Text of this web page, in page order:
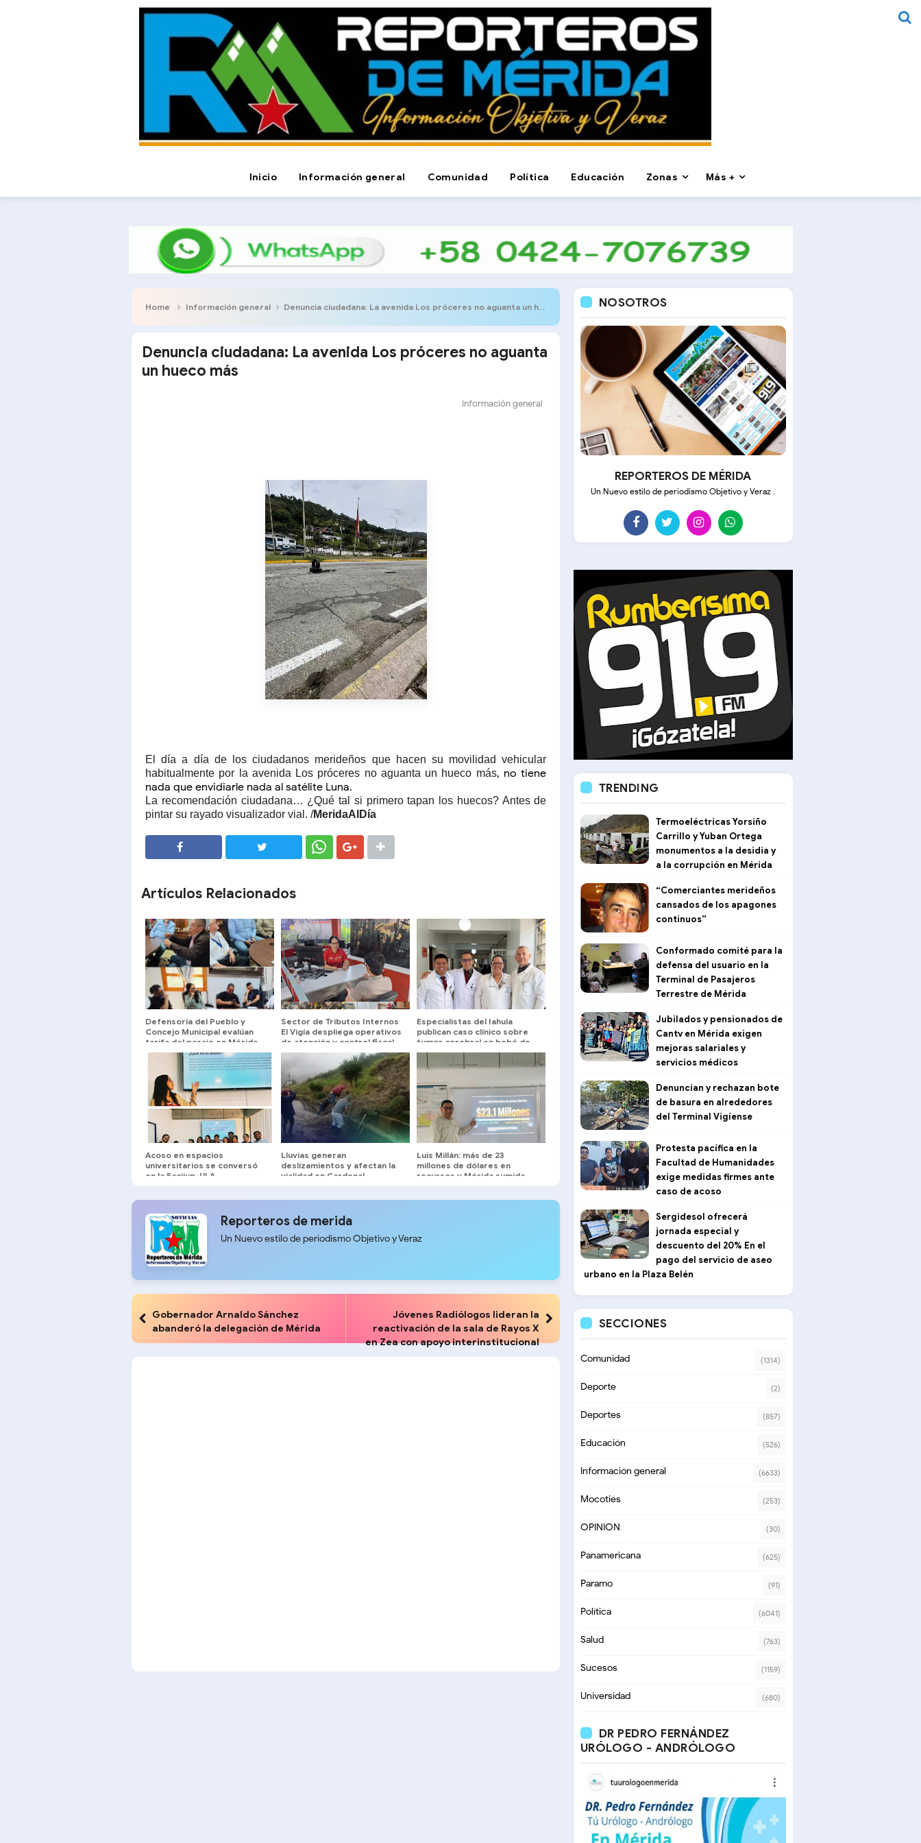
Inicio Información general Comunidad Política Educación Zonas Más +
Home Información general Denuncia ciudadana: La avenida Los próceres no aguanta un hueco más
Denuncia ciudadana: La avenida Los próceres no aguanta
un hueco más
Información general
El día a día de los ciudadanos merideños que hacen su movilidad vehicular
habitualmente por la avenida Los próceres no aguanta un hueco más, no tiene
nada que envidiarle nada al satélite Luna.
La recomendación ciudadana… ¿Qué tal si primero tapan los huecos? Antes de
pintar su rayado visualizador vial. /MeridaAlDía
Artículos Relacionados
Defensoría del Pueblo y
Concejo Municipal evalúan
tarifa del pasaje en Mérida
Sector de Tributos Internos
El Vigía despliega operativos
de atención y control fiscal
Especialistas del Iahula
publican caso clínico sobre
tumor cerebral en bebé de
cuatro meses
Acoso en espacios
universitarios se conversó
en la Facijup-ULA
Lluvias generan
deslizamientos y afectan la
vialidad en Cardenal
Luis Millán: más de 23
millones de dólares en
recursos y Mérida sumida
Reporteros de merida
Un Nuevo estilo de periodismo Objetivo y Veraz
Gobernador Arnaldo Sánchez
abanderó la delegación de Mérida
Jóvenes Radiólogos lideran la
reactivación de la sala de Rayos X
en Zea con apoyo interinstitucional
NOSOTROS
REPORTEROS DE MÉRIDA
Un Nuevo estilo de periodismo Objetivo y Veraz .
TRENDING
Termoeléctricas Yorsiño
Carrillo y Yuban Ortega
monumentos a la desidia y
a la corrupción en Mérida
“Comerciantes merideños
cansados de los apagones
continuos”
Conformado comité para la
defensa del usuario en la
Terminal de Pasajeros
Terrestre de Mérida
Jubilados y pensionados de
Cantv en Mérida exigen
mejoras salariales y
servicios médicos
Denuncian y rechazan bote
de basura en alrededores
del Terminal Vigíense
Protesta pacífica en la
Facultad de Humanidades
exige medidas firmes ante
caso de acoso
Sergidesol ofrecerá
jornada especial y
descuento del 20% En el
pago del servicio de aseo
urbano en la Plaza Belén
SECCIONES
Comunidad (1314)
Deporte (2)
Deportes (857)
Educación (526)
Información general (6633)
Mocoties (253)
OPINION (30)
Panamericana (625)
Paramo (91)
Política (6041)
Salud (763)
Sucesos (1159)
Universidad (680)
DR PEDRO FERNÁNDEZ
URÓLOGO - ANDRÓLOGO